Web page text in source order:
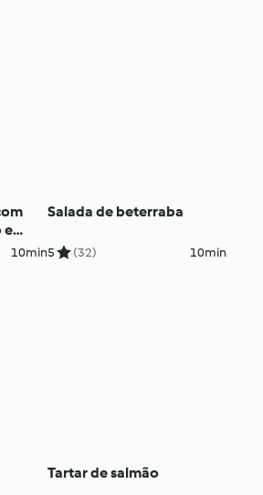
e
10min
Salada de beterraba
5 (32) 10min
Tartar de salmão